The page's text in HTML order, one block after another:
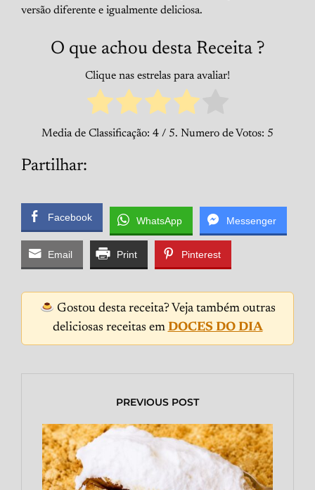
versão diferente e igualmente deliciosa.
O que achou desta Receita ?
Clique nas estrelas para avaliar!
Media de Classificação: 4 / 5. Numero de Votos: 5
Partilhar:
Facebook WhatsApp Messenger
Email Print Pinterest
Gostou desta receita? Veja também outras
deliciosas receitas em DOCES DO DIA
PREVIOUS POST